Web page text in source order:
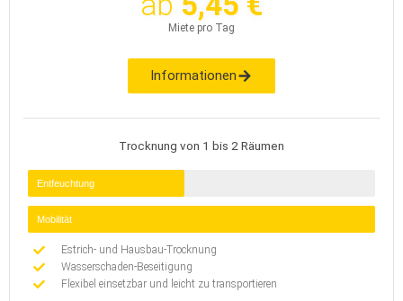
Miete pro Tag
Informationen
Trocknung von 1 bis 2 Räumen
Entfeuchtung
Mobilität
Estrich- und Hausbau-Trocknung
Wasserschaden-Beseitigung
Flexibel einsetzbar und leicht zu transportieren